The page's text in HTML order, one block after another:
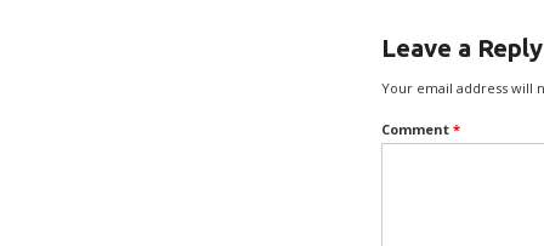
Leave a Reply
Your email address will
Comment *